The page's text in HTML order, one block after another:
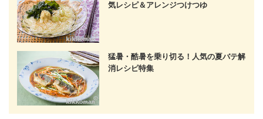
気レシピ＆アレンジつけつゆ
猛暑・酷暑を乗り切る！人気の夏バテ解
消レシピ特集